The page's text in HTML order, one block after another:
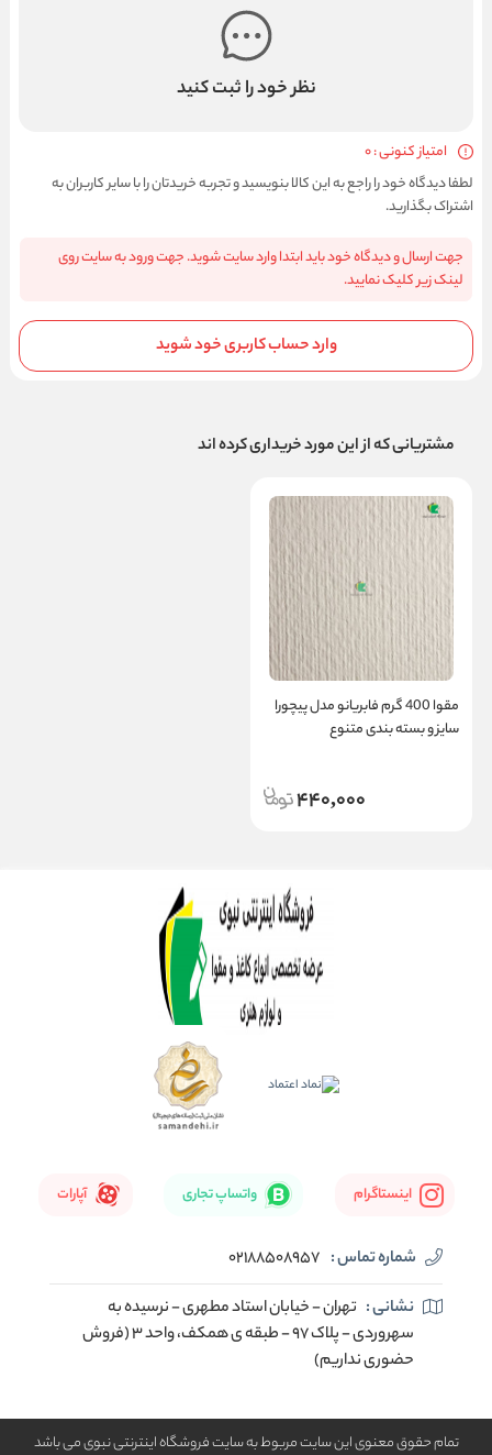
نظر خود را ثبت کنید
امتیاز کنونی : 0
لطفا دیدگاه خود را راجع به این کالا بنویسید و تجربه خریدتان را با سایر کاربران به
اشتراک بگذارید.
جهت ارسال و دیدگاه خود باید ابتدا وارد سایت شوید. جهت ورود به سایت روی
لینک زیر کلیک نمایید.
وارد حساب کاربری خود شوید
مشتریانی که از این مورد خریداری کرده اند
مقوا 400 گرم فابریانو مدل پیچورا
سایز و بسته بندی متنوع
440,000
اینستاگرام واتساپ تجاری آپارات
شماره تماس : 02188508957
نشانی : تهران - خیابان استاد مطهری - نرسیده به
سهروردی - پلاک 97 - طبقه ی همکف، واحد 3 (فروش
حضوری نداریم)
تمام حقوق معنوی این سایت مربوط به سایت فروشگاه اینترنتی نبوی می باشد